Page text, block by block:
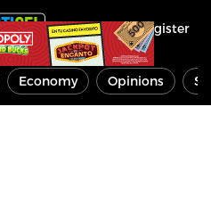
Register
Economy Opinions